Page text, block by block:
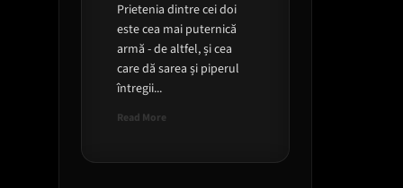
Prietenia dintre cei doi
este cea mai puternică
armă - de altfel, și cea
care dă sarea și piperul
întregii...
Read MoreRead
Filmul